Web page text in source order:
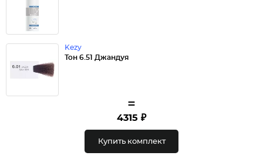
Kezy
Тон 6.51 Джандуя
=
4315 ₽
Купить комплект